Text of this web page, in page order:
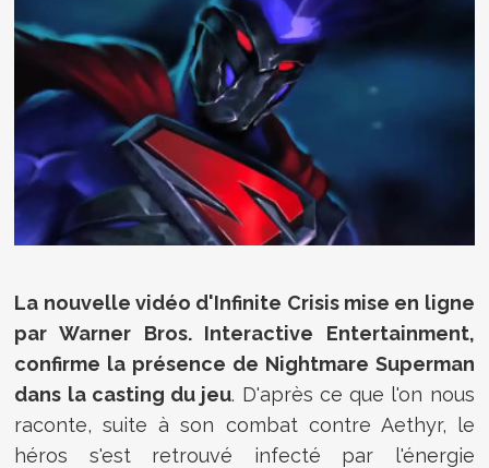
La nouvelle vidéo d'Infinite Crisis mise en ligne
par Warner Bros. Interactive Entertainment,
confirme la présence de Nightmare Superman
dans la casting du jeu. D'après ce que l'on nous
raconte, suite à son combat contre Aethyr, le
héros s'est retrouvé infecté par l'énergie